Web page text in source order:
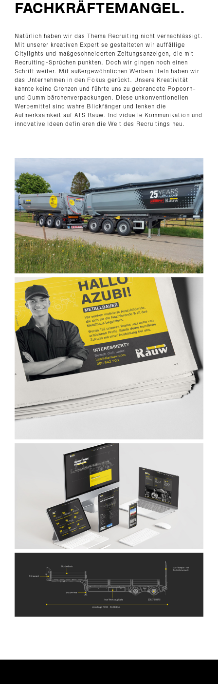
FACHKRÄFTEMANGEL.
Natürlich haben wir das Thema Recruiting nicht vernachlässigt.
Mit unserer kreativen Expertise gestalteten wir auffällige
Citylights und maßgeschneiderten Zeitungsanzeigen, die mit
Recruiting-Sprüchen punkten. Doch wir gingen noch einen
Schritt weiter. Mit außergewöhnlichen Werbemitteln haben wir
das Unternehmen in den Fokus gerückt. Unsere Kreativität
kannte keine Grenzen und führte uns zu gebrandete Popcorn-
und Gummibärchenverpackungen. Diese unkonventionellen
Werbemittel sind wahre Blickfänger und lenken die
Aufmerksamkeit auf ATS Rauw. Individuelle Kommunikation und
innovative Ideen definieren die Welt des Recruitings neu.